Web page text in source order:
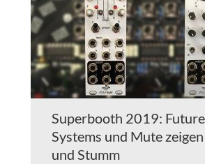
Superbooth 2019:
Systems und Mute
und Stumm